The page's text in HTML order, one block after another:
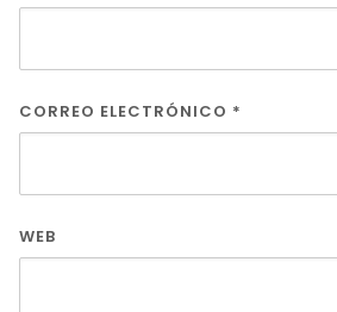
CORREO ELECTRÓNICO *
WEB